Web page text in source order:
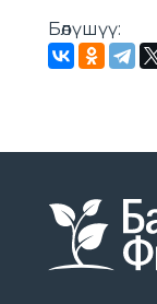
Бөлүшүү: